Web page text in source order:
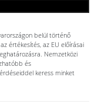
belül történő
értékesítés, az EU előírásai
Nemzetközi
és
keress minket